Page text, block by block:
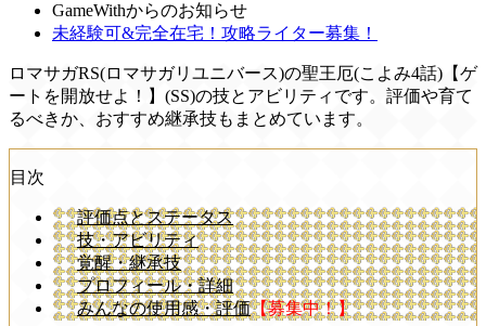
GameWithからのお知らせ
未経験可&完全在宅！攻略ライター募集！
ロマサガRS(ロマサガリユニバース)の聖王厄(こよみ4話)【ゲ
ートを開放せよ！】(SS)の技とアビリティです。評価や育て
るべきか、おすすめ継承技もまとめています。
目次
評価点とステータス
技・アビリティ
覚醒・継承技
プロフィール・詳細
みんなの使用感・評価【募集中！】